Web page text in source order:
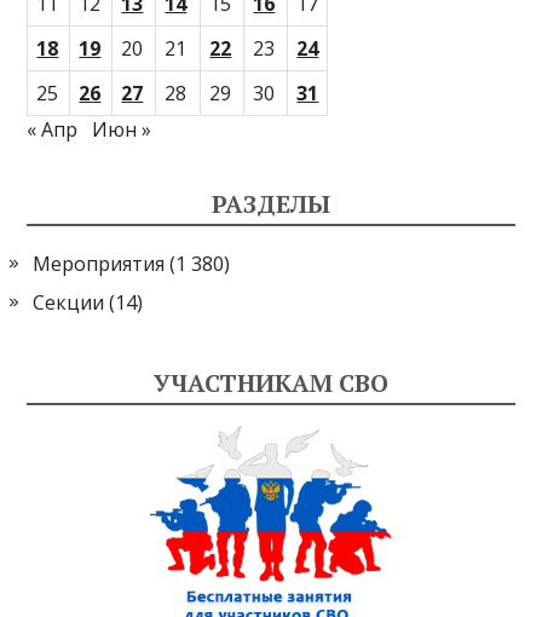
18
19 20 21 22 23
24
25
26 27 28 29 30
31
« Апр
Июн »
РАЗДЕЛЫ
Мероприятия (1 380)
Секции (14)
УЧАСТНИКАМ СВО